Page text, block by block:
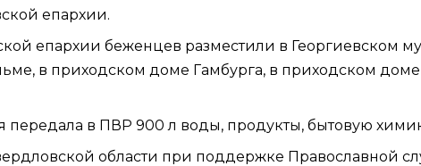
епархии.
епархии беженцев разместили в Георгиевском
в приходском доме Гамбурга, в приходском
передала в ПВР 900 л воды, продукты, бытовую
области при поддержке Православной